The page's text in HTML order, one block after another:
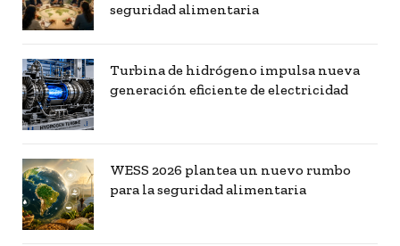
seguridad alimentaria
Turbina de hidrógeno impulsa nueva
generación eficiente de electricidad
WESS 2026 plantea un nuevo rumbo
para la seguridad alimentaria